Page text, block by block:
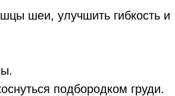
шеи, улучшить гибкость и
подбородком груди.